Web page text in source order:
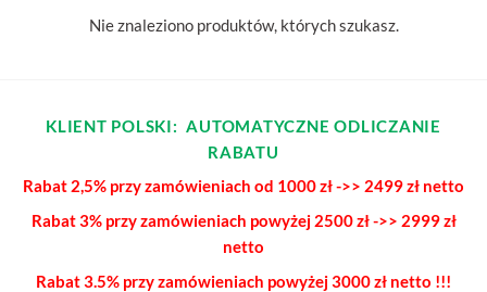
Nie znaleziono produktów, których szukasz.
KLIENT POLSKI: AUTOMATYCZNE ODLICZANIE
RABATU
Rabat 2,5% przy zamówieniach od 1000 zł ->> 2499 zł netto
Rabat 3% przy zamówieniach powyżej 2500 zł ->> 2999 zł
netto
Rabat 3.5% przy zamówieniach powyżej 3000 zł netto !!!